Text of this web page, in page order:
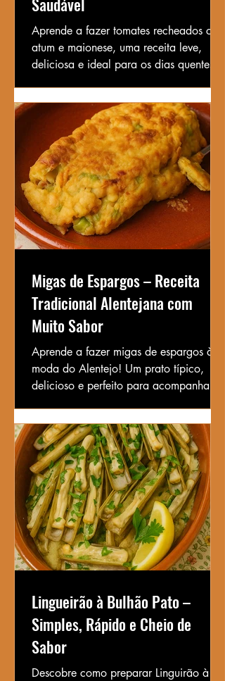
Aprende a fazer tomates recheados com
atum e maionese, uma receita leve,
deliciosa e ideal para os dias quentes.
Migas de Espargos – Receita
Tradicional Alentejana com
Muito Sabor
Aprende a fazer migas de espargos à
moda do Alentejo! Um prato típico,
delicioso e perfeito para acompanhar
Lingueirão à Bulhão Pato –
Simples, Rápido e Cheio de
Sabor
Descobre como preparar Linguirão à